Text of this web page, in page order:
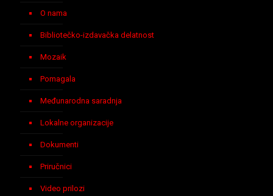
O nama
Bibliotečko-izdavačka delatnost
Mozaik
Pomagala
Međunarodna saradnja
Lokalne organizacije
Dokumenti
Priručnici
Video prilozi